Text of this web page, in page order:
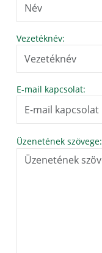
Vezetéknév:
E-mail kapcsolat:
Üzenetének szövege: